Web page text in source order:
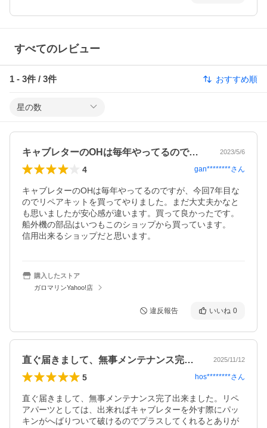
すべてのレビュー
1 - 3件 / 3件 おすすめ順
星の数
キャブレターのOHは毎年やってるのです… 2023/5/6
4 gan********さん
キャブレターのOHは毎年やってるのですが、今回7年目な
のでリペアキットを買ってやりました。まだ大丈夫かなと
も思いましたが安心感が違います。買って良かったです。
船外機の部品はいつもこのショップから買っています。
信用出来るショップだと思います。
購入したストア
ガロマリンYahoo!店
違反報告 いいね 0
直ぐ届きまして、無事メンテナンス完了出… 2025/11/12
5 hos********さん
直ぐ届きまして、無事メンテナンス完了出来ました。リペ
アパーツとしては、出来ればキャブレターを外す際にパッ
キンがへばりついて破けるのでプラスしてくれるとありが